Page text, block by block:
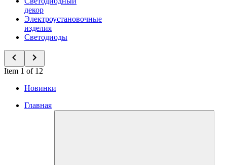
декор
Электроустановочные
изделия
Светодиоды
Item 1 of 12
Новинки
Главная